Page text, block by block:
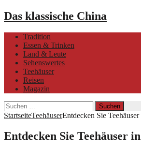
Das klassische China
Tradition
Essen & Trinken
Land & Leute
Sehenswertes
Teehäuser
Reisen
Magazin
Suchen
nach:
StartseiteTeehäuserEntdecken Sie
Entdecken Sie Teehäuser